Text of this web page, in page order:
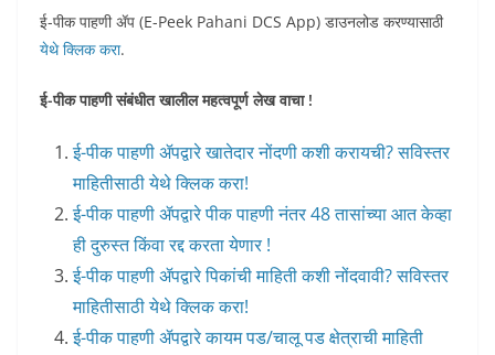
ई-पीक पाहणी ॲप (E-Peek Pahani DCS App) डाउनलोड करण्यासाठी
येथे क्लिक करा.
ई-पीक पाहणी संबंधीत खालील महत्वपूर्ण लेख वाचा !
ई-पीक पाहणी ॲपद्वारे खातेदार नोंदणी कशी करायची? सविस्तर
माहितीसाठी येथे क्लिक करा!
ई-पीक पाहणी ॲपद्वारे पीक पाहणी नंतर 48 तासांच्या आत केव्हा
ही दुरुस्त किंवा रद्द करता येणार !
ई-पीक पाहणी ॲपद्वारे पिकांची माहिती कशी नोंदवावी? सविस्तर
माहितीसाठी येथे क्लिक करा!
ई-पीक पाहणी ॲपद्वारे कायम पड/चालू पड क्षेत्राची माहिती